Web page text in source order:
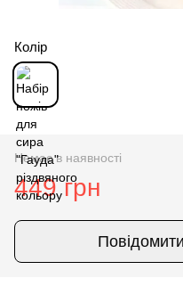
Колір
Немає в наявності
449 грн